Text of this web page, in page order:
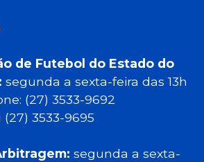
de Futebol do Estado do
segunda a sexta-feira das 13h
(27) 3533-9692
3533-9695
segunda a sexta-